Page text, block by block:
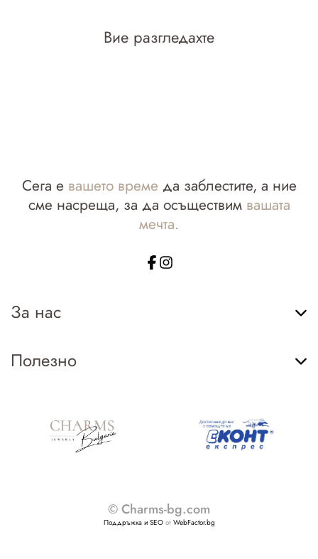
Вие разгледахте
Сега е вашето време да заблестите, а ние
сме насреща, за да осъществим вашата
мечта.
За нас
Полезно
© Charms-bg.com
Поддръжка и SEOот WebFactor.bg